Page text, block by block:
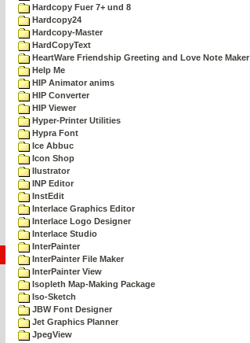
Hardcopy Fuer 7+ und 8
Hardcopy24
Hardcopy-Master
HardCopyText
HeartWare Friendship Greeting and Love Note Maker
Help Me
HIP Animator anims
HIP Converter
HIP Viewer
Hyper-Printer Utilities
Hypra Font
Ice Abbuc
Icon Shop
Ilustrator
INP Editor
InstEdit
Interlace Graphics Editor
Interlace Logo Designer
Interlace Studio
InterPainter
InterPainter File Maker
InterPainter View
Isopleth Map-Making Package
Iso-Sketch
JBW Font Designer
Jet Graphics Planner
JpegView